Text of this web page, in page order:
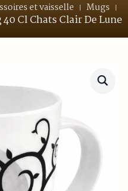
et vaisselle Mugs
40 Cl Chats Clair De Lune